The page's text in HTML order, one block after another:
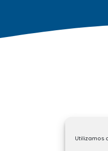
Utilizamos